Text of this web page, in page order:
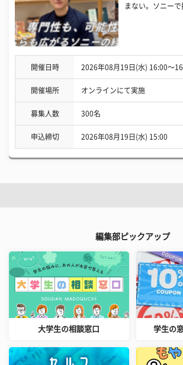
まない。ソニーで
開催日時 2026年08月19日(水) 16:00〜
開催場所 オンラインにて実施
募集人数 300名
申込締切 2026年08月19日(水) 15:00
編集部ピックアップ
大学生の相談窓口 学生の